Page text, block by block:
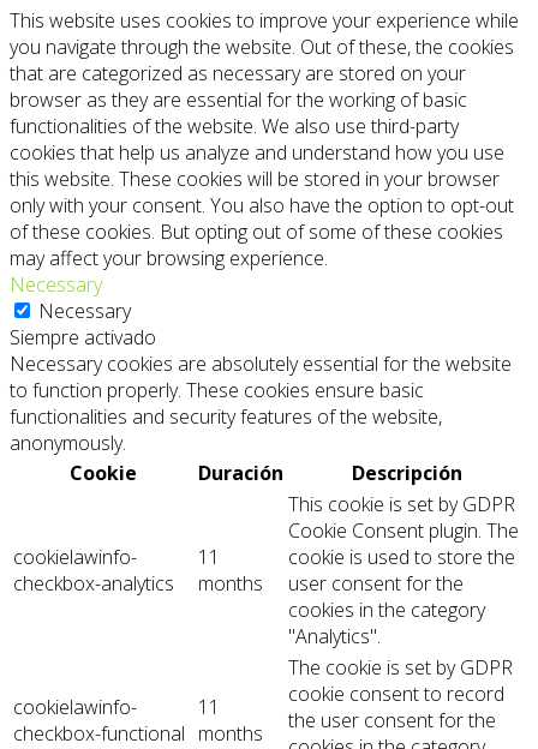
This website uses cookies to improve your experience while
you navigate through the website. Out of these, the cookies
that are categorized as necessary are stored on your
browser as they are essential for the working of basic
functionalities of the website. We also use third-party
cookies that help us analyze and understand how you use
this website. These cookies will be stored in your browser
only with your consent. You also have the option to opt-out
of these cookies. But opting out of some of these cookies
may affect your browsing experience.
Necessary
Necessary
Siempre activado
Necessary cookies are absolutely essential for the website
to function properly. These cookies ensure basic
functionalities and security features of the website,
anonymously.
Cookie
Duración Descripción
cookielawinfo-
checkbox-analytics
11
months
This cookie is set by GDPR
Cookie Consent plugin. The
cookie is used to store the
user consent for the
cookies in the category
"Analytics".
cookielawinfo-
checkbox-functional
11
months
The cookie is set by GDPR
cookie consent to record
the user consent for the